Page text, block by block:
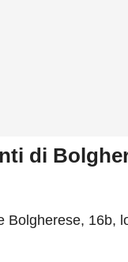
di
Bolgherese, 16b,